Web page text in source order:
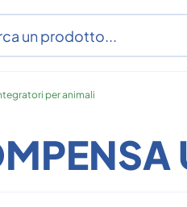
per animali